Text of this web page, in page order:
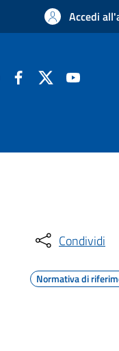
Accedi
Condividi
Normativa di